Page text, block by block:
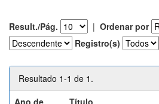
Result./Pág. | Ordenar por
Registro(s)
Resultado 1-1 de 1.
Ano de
Título